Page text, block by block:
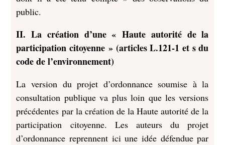
public.
II. La création d’une « Haute autorité de la
participation citoyenne » (articles L.121-1 et s du
code de l’environnement)
La version du projet d’ordonnance soumise à la
consultation publique va plus loin que les versions
précédentes par la création de la Haute autorité de la
participation citoyenne. Les auteurs du projet
d’ordonnance reprennent ici une idée défendue par